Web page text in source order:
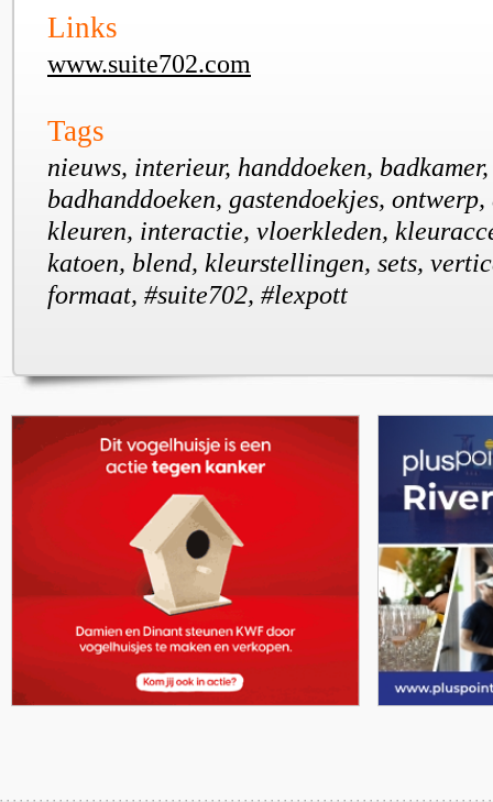
Links
www.suite702.com
Tags
nieuws, interieur, handdoeken,
badhanddoeken, gastendoekjes,
kleuren, interactie, vloerkleden,
katoen, blend, kleurstellingen, sets,
formaat, #suite702, #lexpott